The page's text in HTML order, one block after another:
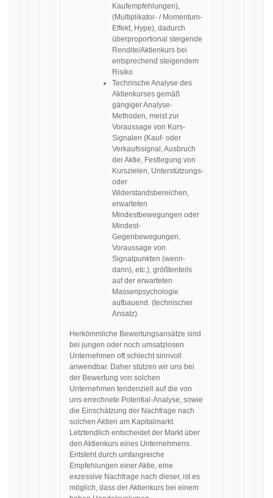
Kaufempfehlungen),
(Multiplikator- / Momentum-
Effekt, Hype), dadurch
überproportional steigende
Rendite/Aktienkurs bei
entsprechend steigendem
Risiko
Technische Analyse des
Aktienkurses gemäß
gängiger Analyse-
Methoden, meist zur
Voraussage von Kurs-
Signalen (Kauf- oder
Verkaufssignal, Ausbruch
der Aktie, Festlegung von
Kurszielen, Unterstützungs-
oder
Widerstandsbereichen,
erwarteten
Mindestbewegungen oder
Mindest-
Gegenbewegungen,
Voraussage von
Signalpunkten (wenn-
dann), etc.), größtenteils
auf der erwarteten
Massenpsychologie
aufbauend. (technischer
Ansatz).
Herkömmliche Bewertungsansätze sind
bei jungen oder noch umsatzlosen
Unternehmen oft schlecht sinnvoll
anwendbar. Daher stützen wir uns bei
der Bewertung von solchen
Unternehmen tendenziell auf die von
uns errechnete Potential-Analyse, sowie
die Einschätzung der Nachfrage nach
solchen Aktien am Kapitalmarkt.
Letztendlich entscheidet der Markt über
den Aktienkurs eines Unternehmens.
Entsteht durch umfangreiche
Empfehlungen einer Aktie, eine
exzessive Nachfrage nach dieser, ist es
möglich, dass der Aktienkurs bei einem